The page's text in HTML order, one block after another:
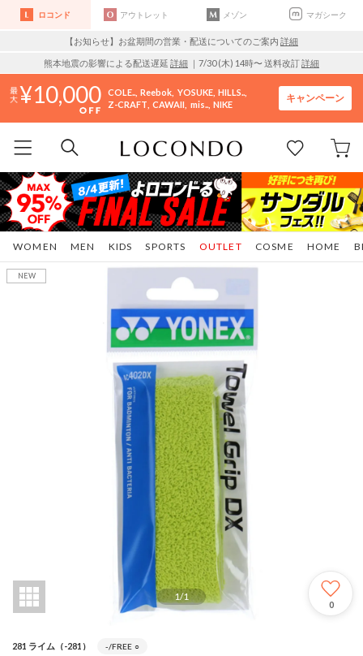
ロコンド アウトレット メゾン マガシーク
【お知らせ】お盆期間の営業・配送についてのご案内 詳細
熊本地震の影響による配送遅延 詳細 ｜7/30 (木) 14時〜 送料改訂詳細
10,000 COLE.. Reebok YOSUKE HILLS..
Z-CRAFT CAWAII mis.. NIKE
キャンペーン
WOMEN MEN KIDS SPORTS COSME HOME
OUTLET
1/1
0
281 ライム（-281） -/FREE ○